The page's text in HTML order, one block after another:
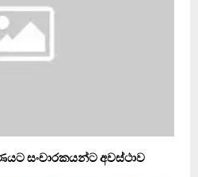
සංචාරකයන්ට අවස්ථාව